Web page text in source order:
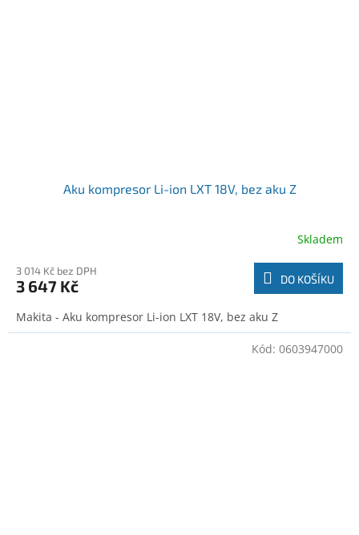
Aku kompresor Li-ion LXT 18V, bez aku Z
Skladem
3 014 Kč bez DPH
3 647 Kč DO KOŠÍKU
Makita - Aku kompresor Li-ion LXT 18V, bez aku Z
Kód: 0603947000